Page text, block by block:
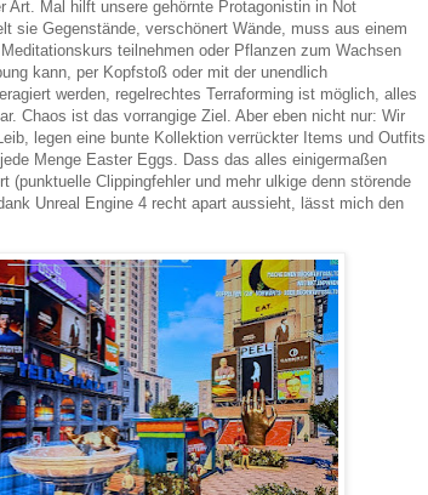
Art. Mal hilft unsere gehörnte Protagonistin in Not
sie Gegenstände, verschönert Wände, muss aus einem
teilnehmen oder Pflanzen zum Wachsen
kann, per Kopfstoß oder mit der unendlich
werden, regelrechtes Terraforming ist möglich, alles
Chaos ist das vorrangige Ziel. Aber eben nicht nur: Wir
legen eine bunte Kollektion verrückter Items und Outfits
Menge Easter Eggs. Dass das alles einigermaßen
(punktuelle Clippingfehler und mehr ulkige denn störende
Unreal Engine 4 recht apart aussieht, lässt mich den